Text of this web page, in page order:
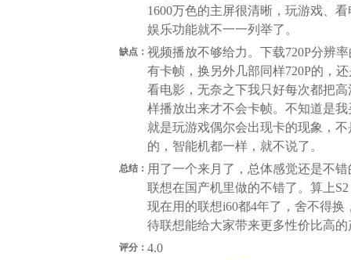
1600万色的主屏很清晰，玩游戏、
娱乐功能就不一一列举了。
缺点： 视频播放不够给力。下载720P分辨
有卡帧，换另外几部同样720P的，
看电影，无奈之下我只好每次都把
样播放出来才不会卡帧。不知道是
就是玩游戏偶尔会出现卡的现象，
的，智能机都一样，就不说了。
总结： 用了一个来月了，总体感觉还是不
联想在国产机里做的不错了。算上
现在用的联想i60都4年了，舍不得
待联想能给大家带来更多性价比高的
评分： 4.0